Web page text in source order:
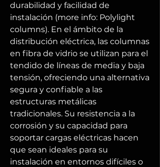
durabilidad y facilidad de
instalación (more info: Polylight
columns). En el ámbito de la
distribución eléctrica, las columnas
en fibra de vidrio se utilizan para el
tendido de líneas de media y baja
tensión, ofreciendo una alternativa
segura y confiable a las
estructuras metálicas
tradicionales. Su resistencia a la
corrosión y su capacidad para
soportar cargas eléctricas hacen
que sean ideales para su
instalación en entornos difíciles o